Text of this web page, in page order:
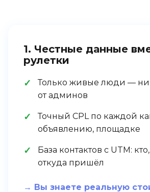
1. Честные данные
рулетки
Только живые люди —
от админов
Точный CPL по каждой
объявлению, площадке
База контактов с UTM:
откуда пришёл
→ Вы знаете реальную